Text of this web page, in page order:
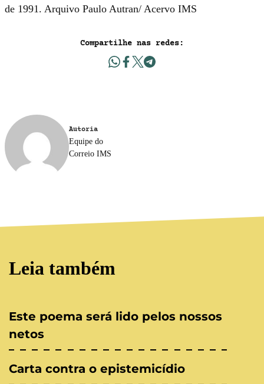
de 1991. Arquivo Paulo Autran/ Acervo IMS
Compartilhe nas redes:
Autoria
Equipe do
Correio IMS
Leia também
Este poema será lido pelos nossos
netos
Carta contra o epistemicídio